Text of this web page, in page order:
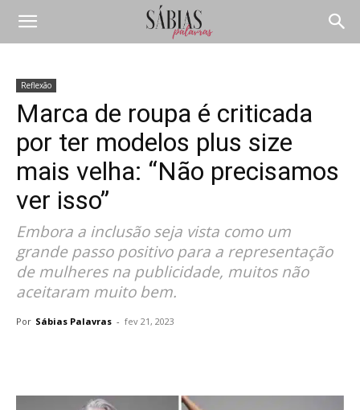
Reflexão
Marca de roupa é criticada
por ter modelos plus size
mais velha: “Não precisamos
ver isso”
Embora a inclusão seja vista como um
grande passo positivo para a representação
de mulheres na publicidade, muitos não
aceitaram muito bem.
Por Sábias Palavras - fev 21, 2023